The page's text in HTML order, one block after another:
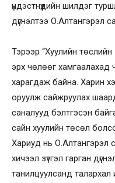
үндэстнүүдийн шилдэг
дүгнэлтээ О.Алтангэрэл
Тэрээр “Хуулийн
эрх чөлөөг хамгаалахад
харагдаж байна. Харин
оруулж сайжруулах
саналууд бэлтгэсэн
сайн хуулийн төсөл
Хариуд нь
хичээл зүтгэл гарган
танилцуулсанд талархал